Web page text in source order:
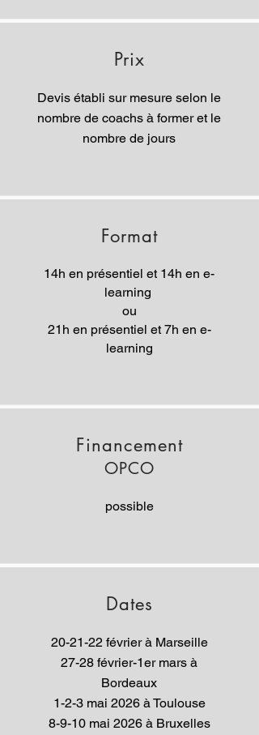
Prix
Devis établi sur mesure selon le
nombre de coachs à former et le
nombre de jours
Format
14h en présentiel et 14h en e-
learning
ou
21h en présentiel et 7h en e-
learning
Financement
OPCO
possible
Dates
20-21-22 février à Marseille
27-28 février-1er mars à
Bordeaux
1-2-3 mai 2026 à Toulouse
8-9-10 mai 2026 à Bruxelles